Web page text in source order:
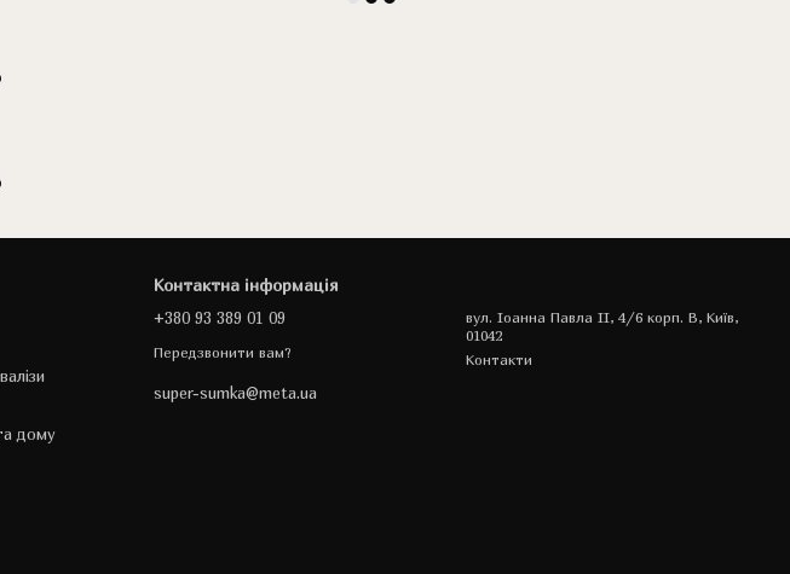
дому
Контактна інформація
+380 93 389 01 09
Передзвонити вам?
super-sumka@meta.ua
вул. Іоанна Павла II, 4/6 корп. В, Київ,
01042
Контакти